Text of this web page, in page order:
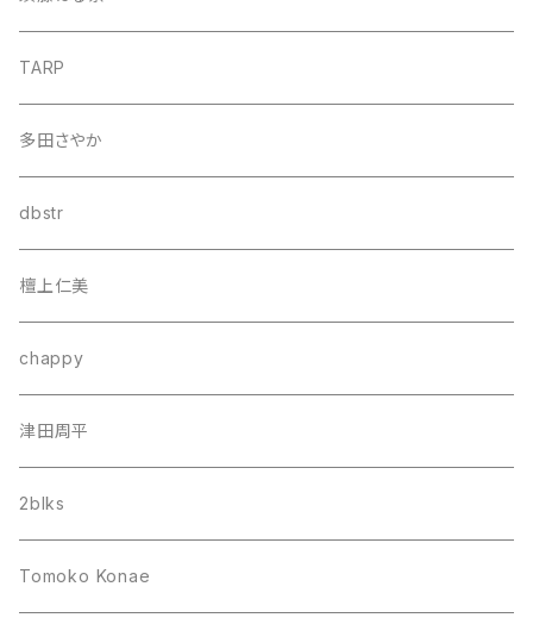
TARP
多田さやか
dbstr
檀上仁美
chappy
津田周平
2blks
Tomoko Konae